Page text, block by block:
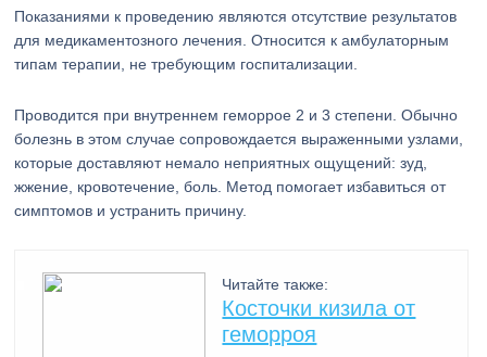
Показаниями к проведению являются отсутствие результатов
для медикаментозного лечения. Относится к амбулаторным
типам терапии, не требующим госпитализации.
Проводится при внутреннем геморрое 2 и 3 степени. Обычно
болезнь в этом случае сопровождается выраженными узлами,
которые доставляют немало неприятных ощущений: зуд,
жжение, кровотечение, боль. Метод помогает избавиться от
симптомов и устранить причину.
Читайте также:
Косточки кизила от
геморроя